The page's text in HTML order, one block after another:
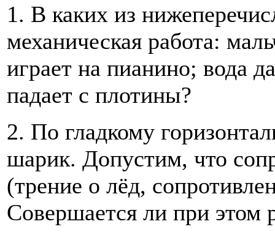
1. В каких из
механическая работа:
играет на пианино; вода
падает с плотины?
2. По гладкому
шарик. Допустим, что
(трение о лёд,
Совершается ли при этом